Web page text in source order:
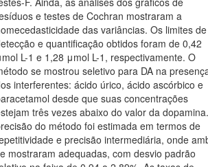
e testes de Cochran mostraram a
das variâncias. Os limites de
e quantificação obtidos foram de 0,42
L-1 e 1,28 μmol L-1, respectivamente. O
se mostrou seletivo para DA na
interferentes: ácido úrico, ácido ascórbico e
desde que suas concentrações
três vezes abaixo do valor da
do método foi estimada em termos de
e precisão intermediária, onde
mostraram adequadas, com desvio padrão